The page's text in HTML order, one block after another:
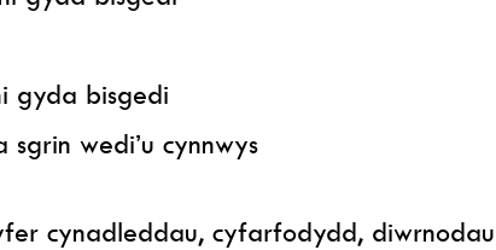
gyda bisgedi
wedi’u cynnwys
cynadleddau, cyfarfodydd, diwrnodau